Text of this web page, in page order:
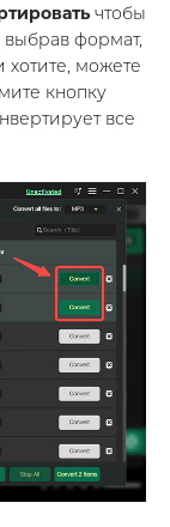
чтобы
формат,
можете
кнопку
все